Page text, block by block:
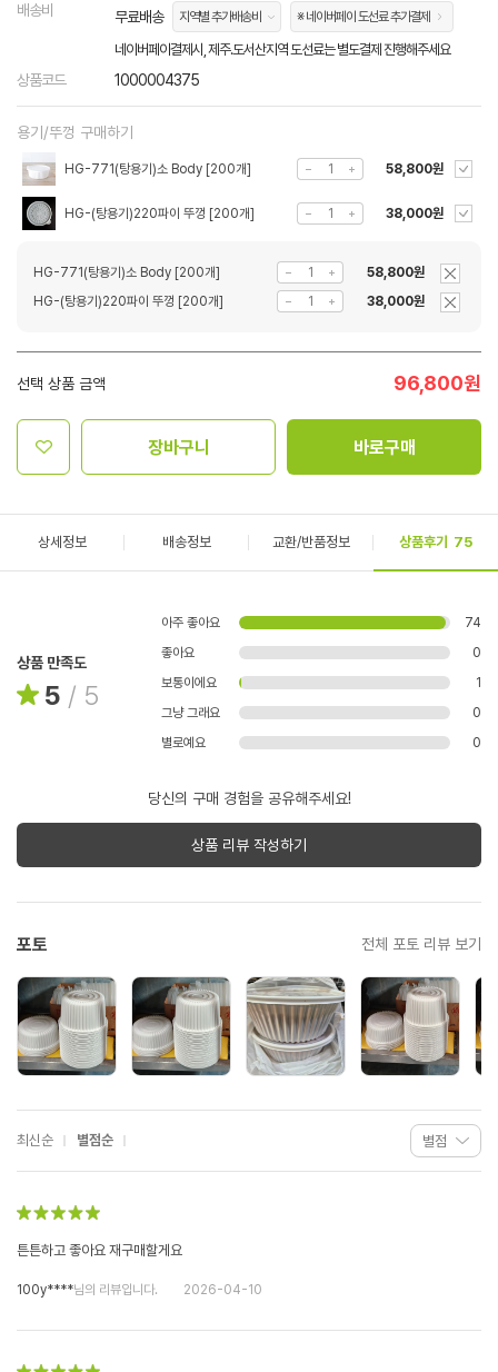
배송비 무료배송 지역별 추가배송비 ※ 네이버페이 도선료 추가결제
네이버페이결제시, 제주.도서산지역 도선료는 별도결제 진행해주세요
상품코드 1000004375
용기/뚜껑 구매하기
HG-771(탕용기)소 Body [200개] 58,800원
HG-(탕용기)220파이 뚜껑 [200개] 38,000원
HG-771(탕용기)소 Body [200개]
58,800원
HG-(탕용기)220파이 뚜껑 [200개]
38,000원
선택 상품 금액 96,800원
장바구니 바로구매
상세정보 배송정보 교환/반품정보 상품후기 75
상품 만족도
5 / 5
아주 좋아요
74
좋아요
0
보통이에요
1
그냥 그래요
0
별로예요
0
당신의 구매 경험을 공유해주세요!
상품 리뷰 작성하기
포토 전체 포토 리뷰 보기
최신순 별점순
튼튼하고 좋아요 재구매할게요
100y****님의 리뷰입니다. 2026-04-10